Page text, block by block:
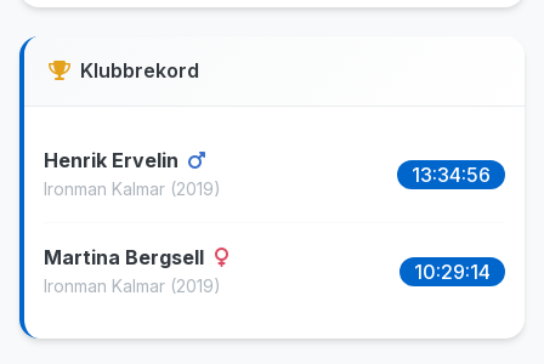
Klubbrekord
Henrik Ervelin
Ironman Kalmar (2019)
13:34:56
Martina Bergsell
Ironman Kalmar (2019)
10:29:14